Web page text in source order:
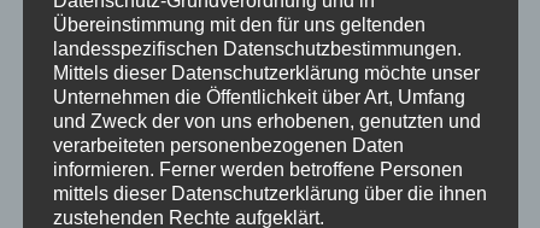
Veronika Tiefenbacher – Atem der
Erde: 1250,- €
1250,00
Übereinstimmung mit den für uns geltenden
landesspezifischen Datenschutzbestimmungen.
Mittels dieser Datenschutzerklärung möchte unser
Unternehmen die Öffentlichkeit über Art, Umfang
und Zweck der von uns erhobenen, genutzten und
verarbeiteten personenbezogenen Daten
informieren. Ferner werden betroffene Personen
mittels dieser Datenschutzerklärung über die ihnen
zustehenden Rechte aufgeklärt.